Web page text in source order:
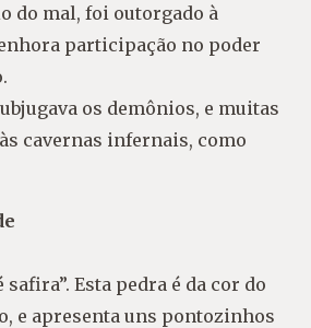
do mal, foi outorgado à
participação no poder
os demônios, e muitas
cavernas infernais, como
safira”. Esta pedra é da cor do
e apresenta uns pontozinhos